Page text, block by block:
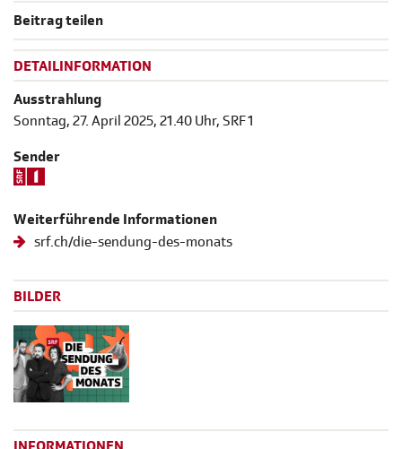
Beitrag teilen
DETAILINFORMATION
Ausstrahlung
Sonntag, 27. April 2025, 21.40 Uhr, SRF 1
Sender
Weiterführende Informationen
srf.ch/die-sendung-des-monats
BILDER